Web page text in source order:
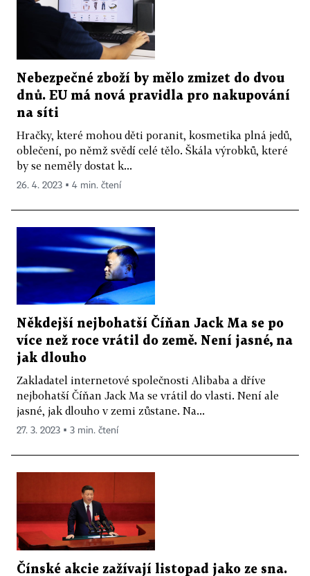
Nebezpečné zboží by mělo zmizet do dvou
dnů. EU má nová pravidla pro nakupování
na síti
Hračky, které mohou děti poranit, kosmetika plná jedů,
oblečení, po němž svědí celé tělo. Škála výrobků, které
by se neměly dostat k...
26. 4. 2023 ▪ 4 min. čtení
Někdejší nejbohatší Číňan Jack Ma se po
více než roce vrátil do země. Není jasné, na
jak dlouho
Zakladatel internetové společnosti Alibaba a dříve
nejbohatší Číňan Jack Ma se vrátil do vlasti. Není ale
jasné, jak dlouho v zemi zůstane. Na...
27. 3. 2023 ▪ 3 min. čtení
Čínské akcie zažívají listopad jako ze sna.